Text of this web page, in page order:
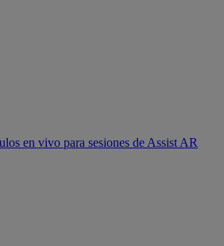
en vivo para sesiones de Assist AR